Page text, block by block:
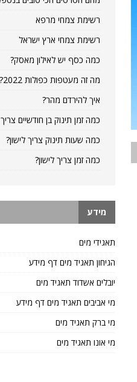
רשימת צמחי מרפא
רשימת צמחי ארץ ישראל
כמה כסף יש לאילון מאסק?
מה זה מעטפות כפולות 2022?
איך להירדם מהר?
כמה זמן תינוק בן חודשיים צריך
כמה שעות תינוק צריך לישון?
כמה זמן צריך לישון?
מידע
תאגידי מים
הגיחון תאגיד מים דף מידע
יובלים אשדוד תאגיד מים
מי אביבים תאגיד מים דף מידע
מי ברק תאגיד מים
מי אונו תאגיד מים